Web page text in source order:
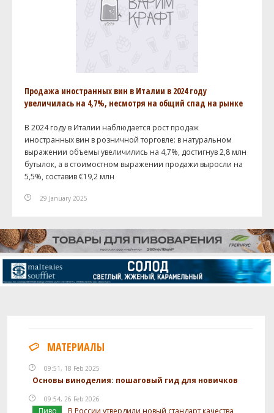
Продажа иностранных вин в Италии в 2024 году
увеличилась на 4,7%, несмотря на общий спад на рынке
В 2024 году в Италии наблюдается рост продаж
иностранных вин в розничной торговле: в натуральном
выражении объемы увеличились на 4,7%, достигнув 2,8 млн
бутылок, а в стоимостном выражении продажи выросли на
5,5%, составив €19,2 млн
29 January 2025
МАТЕРИАЛЫ
09:51, 18 Feb 2025
Основы виноделия: пошаговый гид для новичков
09:54, 26 Feb 2026
Пиво
В России утвердили новый стандарт качества